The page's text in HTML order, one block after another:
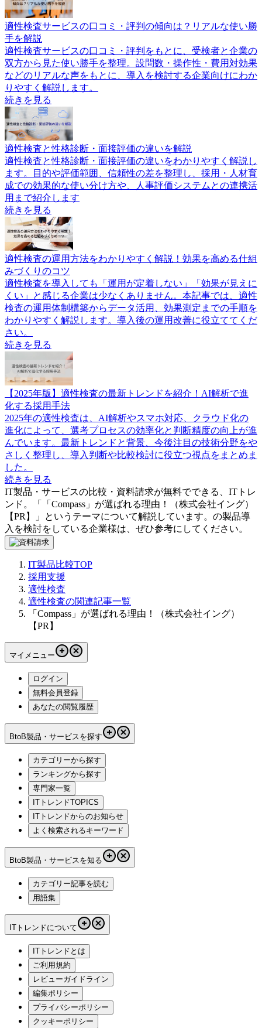
適性検査サービスの口コミ・評判の傾向は？リアルな使い勝
手を解説
適性検査サービスの口コミ・評判をもとに、受検者と企業の
双方から見た使い勝手を整理。設問数・操作性・費用対効果
などのリアルな声をもとに、導入を検討する企業向けにわか
りやすく解説します。
続きを見る
適性検査と性格診断・面接評価の違いを解説
適性検査と性格診断・面接評価の違いをわかりやすく解説し
ます。目的や評価範囲、信頼性の差を整理し、採用・人材育
成での効果的な使い分け方や、人事評価システムとの連携活
用まで紹介します
続きを見る
適性検査の運用方法をわかりやすく解説！効果を高める仕組
みづくりのコツ
適性検査を導入しても「運用が定着しない」「効果が見えに
くい」と感じる企業は少なくありません。本記事では、適性
検査の運用体制構築からデータ活用、効果測定までの手順を
わかりやすく解説します。導入後の運用改善に役立ててくだ
さい。
続きを見る
【2025年版】適性検査の最新トレンドを紹介！AI解析で進
化する採用手法
2025年の適性検査は、AI解析やスマホ対応、クラウド化の
進化によって、選考プロセスの効率化と判断精度の向上が進
んでいます。最新トレンドと背景、今後注目の技術分野をや
さしく整理し、導入判断や比較検討に役立つ視点をまとめま
した。
続きを見る
IT製品・サービスの比較・資料請求が無料でできる、ITトレ
ンド。「
「Compass」が選ばれる理由！（株式会社イング）
【PR】
」というテーマについて解説しています。 の製品導
入を検討をしている企業様は、ぜひ参考にしてください。
IT製品比較TOP
採用支援
適性検査
適性検査の関連記事一覧
「Compass」が選ばれる理由！（株式会社イング）
【PR】
マイメニュー
ログイン
無料会員登録
あなたの閲覧履歴
BtoB製品・サービスを探す
カテゴリーから探す
ランキングから探す
専門家一覧
ITトレンドTOPICS
ITトレンドからのお知らせ
よく検索されるキーワード
BtoB製品・サービスを知る
カテゴリー記事を読む
用語集
ITトレンドについて
ITトレンドとは
ご利用規約
レビューガイドライン
編集ポリシー
プライバシーポリシー
クッキーポリシー